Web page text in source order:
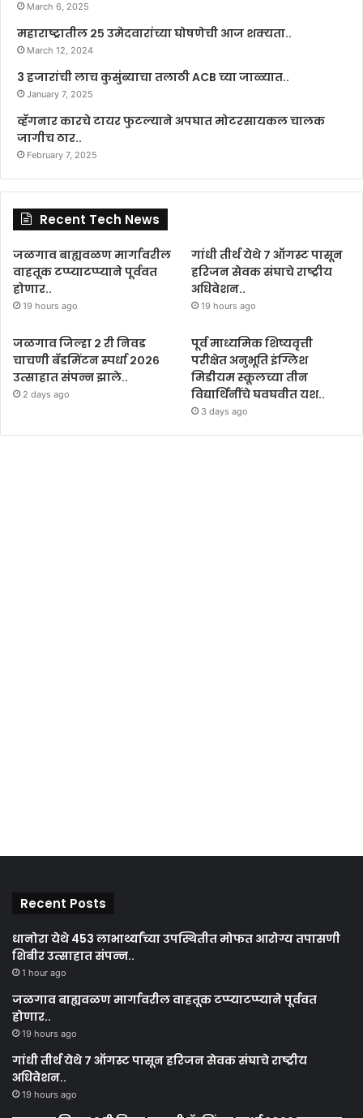
March 6, 2025
महाराष्ट्रातील २५ उमेदवारांच्या घोषणेची आज शक्यता..
March 12, 2024
3 हजारांची लाच कुसुंब्याचा तलाठी ACB च्या जाळ्यात..
January 7, 2025
व्हॅगनार कारचे टायर फुटल्याने अपघात मोटरसायकल चालक
जागीच ठार..
February 7, 2025
Recent Tech News
जळगाव बाह्यवळण मार्गावरील
वाहतूक टप्प्याटप्प्याने पूर्ववत
होणार..
19 hours ago
गांधी तीर्थ येथे ७ ऑगस्ट पासून
हरिजन सेवक संघाचे राष्ट्रीय
अधिवेशन..
19 hours ago
जळगाव जिल्हा २ री निवड
चाचणी बॅडमिंटन स्पर्धा २०२६
उत्साहात संपन्न झाले..
2 days ago
पूर्व माध्यमिक शिष्यवृत्ती
परीक्षेत अनुभूति इंग्लिश
मिडीयम स्कूलच्या तीन
विद्यार्थिनींचे घवघवीत यश..
3 days ago
Recent Posts
धानोरा येथे 453 लाभार्थ्यांच्या उपस्थितीत मोफत आरोग्य तपासणी
शिबीर उत्साहात संपन्न..
1 hour ago
जळगाव बाह्यवळण मार्गावरील वाहतूक टप्प्याटप्प्याने पूर्ववत
होणार..
19 hours ago
गांधी तीर्थ येथे ७ ऑगस्ट पासून हरिजन सेवक संघाचे राष्ट्रीय
अधिवेशन..
19 hours ago